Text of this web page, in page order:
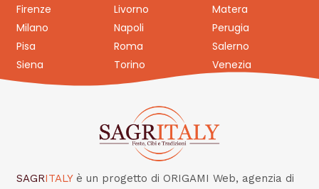
Firenze
Livorno
Matera
Milano
Napoli
Perugia
Pisa
Roma
Salerno
Siena
Torino Venezia
SAGRITALY è un progetto di ORIGAMI Web, agenzia di